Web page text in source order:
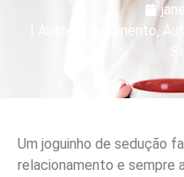
Autoconhecimento,
Um joguinho de sedução
relacionamento e sempre